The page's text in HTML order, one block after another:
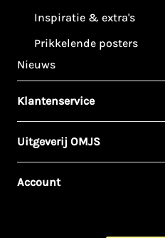
Inspiratie & extra's
Prikkelende posters
Nieuws
Klantenservice
Uitgeverij OMJS
Account